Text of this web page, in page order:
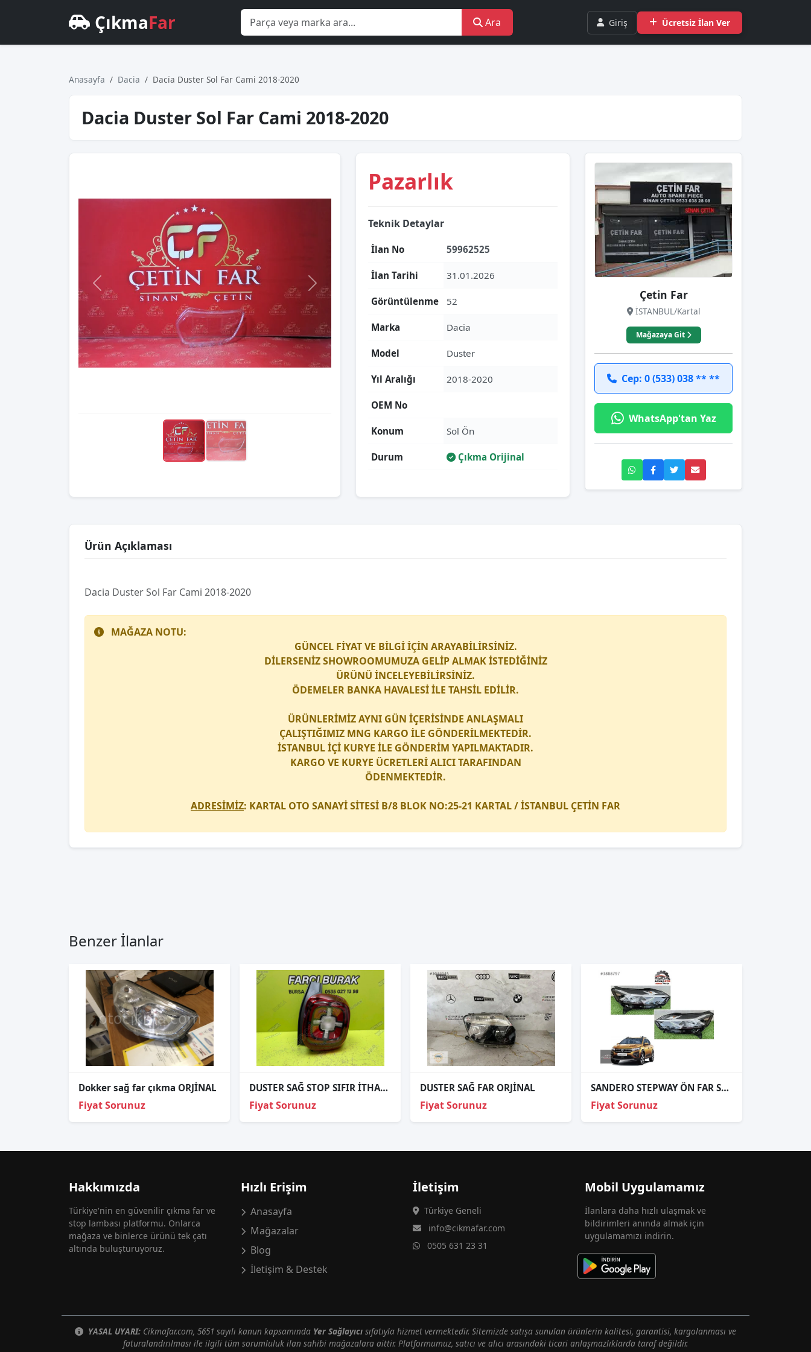
ÇıkmaFar Ara Giriş Ücretsiz İlan Ver
Anasayfa Dacia Daci̇a Duster Sol Far Cami 2018-2020
Daci̇a Duster Sol Far Cami 2018-2020
Pazarlık
Teknik Detaylar
İlan No 59962525
İlan Tarihi 31.01.2026
Görüntülenme 52
Marka Dacia
Model Duster
Yıl Aralığı 2018-2020
OEM No
Konum Sol Ön
Durum Çıkma Orijinal
Çetin Far
İSTANBUL/Kartal
Mağazaya Git
Cep: 0 (533) 038 ** **
WhatsApp'tan Yaz
Ürün Açıklaması
Daci̇a Duster Sol Far Cami 2018-2020
MAĞAZA NOTU:
GÜNCEL FİYAT VE BİLGİ İÇİN ARAYABİLİRSİNİZ.
DİLERSENİZ SHOWROOMUMUZA GELİP ALMAK İSTEDİĞİNİZ
ÜRÜNÜ İNCELEYEBİLİRSİNİZ.
ÖDEMELER BANKA HAVALESİ İLE TAHSİL EDİLİR.
ÜRÜNLERİMİZ AYNI GÜN İÇERİSİNDE ANLAŞMALI
ÇALIŞTIĞIMIZ MNG KARGO İLE GÖNDERİLMEKTEDİR.
İSTANBUL İÇİ KURYE İLE GÖNDERİM YAPILMAKTADIR.
KARGO VE KURYE ÜCRETLERİ ALICI TARAFINDAN
ÖDENMEKTEDİR.
ADRESİMİZ: KARTAL OTO SANAYİ SİTESİ B/8 BLOK NO:25-21 KARTAL / İSTANBUL ÇETİN FAR
Benzer İlanlar
Dokker sağ far çıkma ORJİNAL
Fiyat Sorunuz
DUSTER SAĞ STOP SIFIR İTHAL 2018-2021 265503601R
Fiyat Sorunuz
DUSTER SAĞ FAR ORJİNAL
Fiyat Sorunuz
SANDERO STEPWAY ÖN FAR SOL LEDLİ KROM ÇİZGİLİ 2021+ 260101940R
Fiyat Sorunuz
Hakkımızda
Türkiye'nin en güvenilir çıkma far ve
stop lambası platformu. Onlarca
mağaza ve binlerce ürünü tek çatı
altında buluşturuyoruz.
Hızlı Erişim
Anasayfa
Mağazalar
Blog
İletişim & Destek
İletişim
Türkiye Geneli
info@cikmafar.com
0505 631 23 31
Mobil Uygulamamız
İlanlara daha hızlı ulaşmak ve
bildirimleri anında almak için
uygulamamızı indirin.
YASAL UYARI: Cikmafar.com, 5651 sayılı kanun kapsamında Yer Sağlayıcı sıfatıyla hizmet vermektedir. Sitemizde satışa sunulan ürünlerin kalitesi, garantisi, kargolanması ve
faturalandırılması ile ilgili tüm sorumluluk ilan sahibi mağazalara aittir. Platformumuz, satıcı ve alıcı arasındaki ticari anlaşmazlıklarda taraf değildir.